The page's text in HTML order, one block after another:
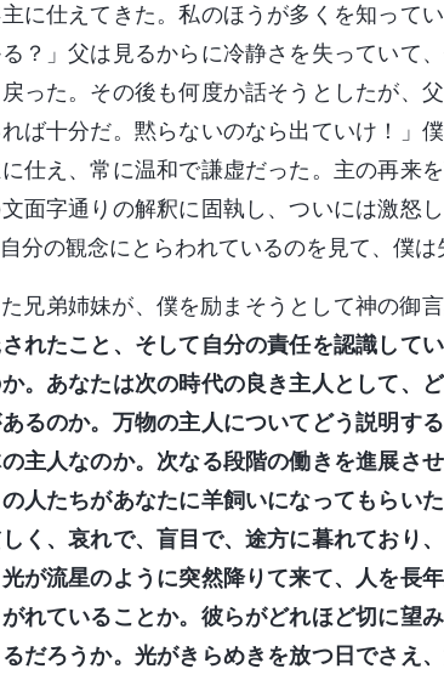
に仕えてきた。私のほうが多くを知っ
？」父は見るからに冷静さを失っていて
った。その後も何度か話そうとしたが、
れば十分だ。黙らないのなら出ていけ！」
仕え、常に温和で謙虚だった。主の再来
面字通りの解釈に固執し、ついには激怒
分の観念にとらわれているのを見て、僕
兄弟姉妹が、僕を励まそうとして神の御
れたこと、そして自分の責任を認識して
。あなたは次の時代の良き主人として、
るのか。万物の主人についてどう説明す
主人なのか。次なる段階の働きを進展さ
人たちがあなたに羊飼いになってもらい
く、哀れで、盲目で、途方に暮れており
が流星のように突然降りて来て、人を長
れていることか。彼らがどれほど切に望
だろうか。光がきらめきを放つ日でさえ